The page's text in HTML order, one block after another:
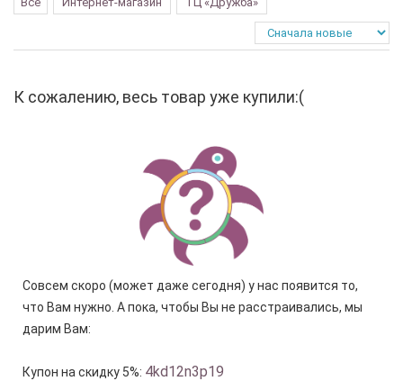
К сожалению, весь товар уже купили:(
Совсем скоро (может даже сегодня) у нас появится то,
что Вам нужно. А пока, чтобы Вы не расстраивались, мы
дарим Вам:
Купон на скидку 5%: 4kd12n3p19